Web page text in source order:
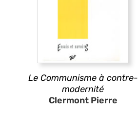
Le Communisme à contre-
modernité
Clermont Pierre